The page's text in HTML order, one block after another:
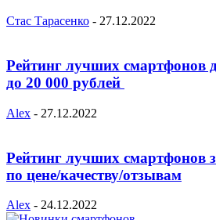
Стас Тарасенко - 27.12.2022
Рейтинг лучших смартфонов
до 20 000 рублей
Alex - 27.12.2022
Рейтинг лучших смартфонов
по цене/качеству/отзывам
Alex - 24.12.2022